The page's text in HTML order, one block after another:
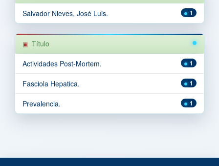
1
Salvador Nieves, José Luis.
Título
1
Actividades Post-Mortem.
1
Fasciola Hepatica.
1
Prevalencia.